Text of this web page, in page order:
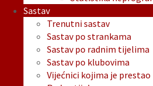
Sastav
Trenutni sastav
Sastav po strankama
Sastav po radnim tijelima
Sastav po klubovima
Vijećnici kojima je